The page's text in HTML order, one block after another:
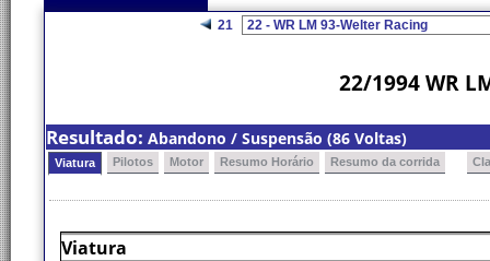
21
22/1994 WR
Resultado: Abandono / Suspensão (86 Voltas)
Viatura Pilotos Motor Resumo Horário Resumo da corrida
Viatura